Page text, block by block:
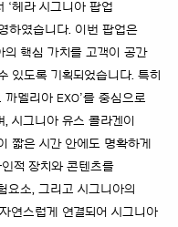
‘헤라 시그니아 팝업
하였습니다. 이번 팝업은
핵심 가치를 고객이 공간
있도록 기획되었습니다. 특히
멜리아 EXO’를 중심으로
시그니아 유스 콜라겐이
짧은 시간 안에도 명확하게
적 장치와 콘텐츠를
요소, 그리고 시그니아의
연스럽게 연결되어 시그니아